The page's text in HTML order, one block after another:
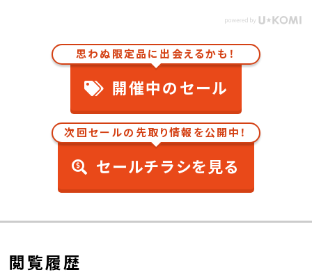
思わぬ限定品に出会えるかも！
開催中のセール
次回セールの先取り情報を公開中！
セールチラシを見る
閲覧履歴